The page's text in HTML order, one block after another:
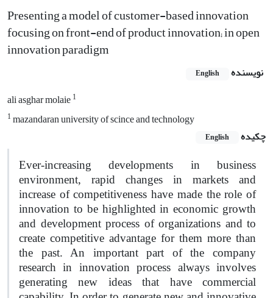
Presenting a model of customer-based innovation
focusing on front-end of product innovation; in open
innovation paradigm
نویسنده English
ali asghar molaie1
1mazandaran university of scince and technology
چکیده
English
Ever-increasing developments in business
environment, rapid changes in markets and
increase of competitiveness have made the role of
innovation to be highlighted in economic growth
and development process of organizations and to
create competitive advantage for them more than
the past. An important part of the company
research in innovation process always involves
generating new ideas that have commercial